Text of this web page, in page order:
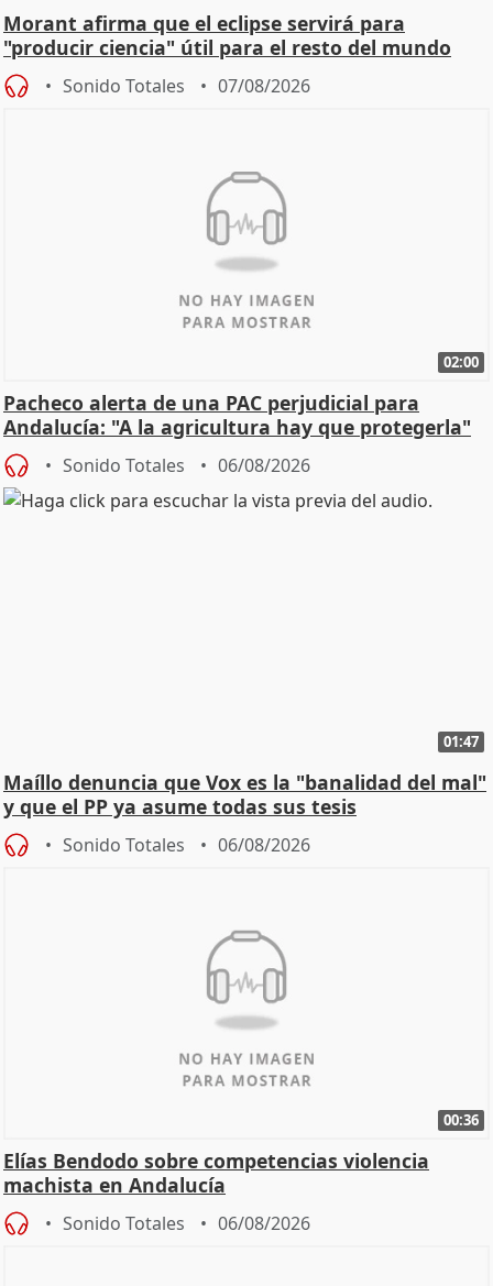
Morant afirma que el eclipse servirá para
"producir ciencia" útil para el resto del mundo
Sonido Totales 07/08/2026
02:00
Pacheco alerta de una PAC perjudicial para
Andalucía: "A la agricultura hay que protegerla"
Sonido Totales 06/08/2026
01:47
Maíllo denuncia que Vox es la "banalidad del mal"
y que el PP ya asume todas sus tesis
Sonido Totales 06/08/2026
00:36
Elías Bendodo sobre competencias violencia
machista en Andalucía
Sonido Totales 06/08/2026